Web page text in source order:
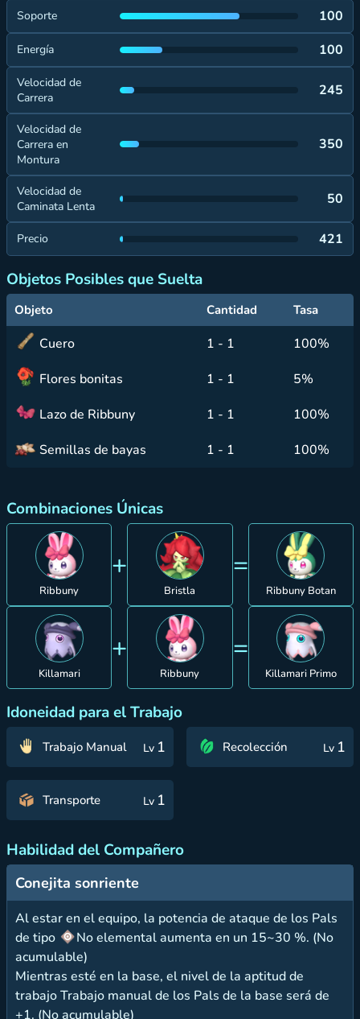
Soporte 100
Energía 100
Velocidad de
Carrera
245
Velocidad de
Carrera en
Montura
350
Velocidad de
Caminata Lenta
50
Precio 421
Objetos Posibles que Suelta
Objeto Cantidad Tasa
Cuero 1 - 1
100%
Flores bonitas
1 - 1
5%
Lazo de Ribbuny
1 - 1
100%
Semillas de bayas
1 - 1 100%
Combinaciones Únicas
Ribbuny
+
Bristla
=
Ribbuny Botan
Killamari
+
Ribbuny
=
Killamari Primo
Idoneidad para el Trabajo
Trabajo Manual Lv 1 Recolección Lv 1
Transporte Lv 1
Habilidad del Compañero
Conejita sonriente
Al estar en el equipo, la potencia de ataque de los Pals
de tipo
No elemental aumenta en un 15~30 %. (No
acumulable)
Mientras esté en la base, el nivel de la aptitud de
trabajo Trabajo manual de los Pals de la base será de
+1. (No acumulable)